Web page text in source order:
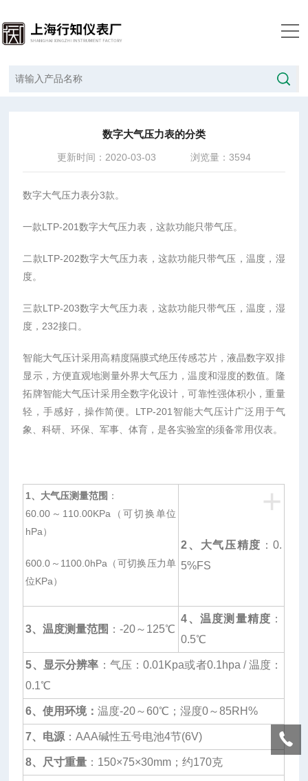
数字大气压力表的分类
更新时间：2020-03-03 浏览量：3594
数字大气压力表分3款。
一款LTP-201数字大气压力表，这款功能只带气压。
二款LTP-202数字大气压力表，这款功能只带气压，温度，湿
度。
三款LTP-203数字大气压力表，这款功能只带气压，温度，湿
度，232接口。
智能大气压计采用高精度隔膜式绝压传感芯片，液晶数字双排
显示，方便直观地测量外界大气压力，温度和湿度的数值。隆
拓牌智能大气压计采用全数字化设计，可靠性强体积小，重量
轻，手感好，操作简便。LTP-201智能大气压计广泛用于气
象、科研、环保、军事、体育，是各实验室的须备常用仪表。
+
1、大气压测量范围 ：
60.00～110.00KPa（可切换单位
hPa）
600.0～1100.0hPa（可切换压力单
位KPa）
2、大气压精度 ：0.
5%FS
3、温度测量范围 ：-20～125℃
4、温度测量精度 ：
0.5℃
5、显示分辨率 ：气压：0.01Kpa或者0.1hpa / 温度：
0.1℃
6、使用环境：温度-20～60℃；湿度0～85RH%
7、电源 ：AAA碱性五号电池4节(6V)
8、尺寸重量 ：150×75×30mm；约170克